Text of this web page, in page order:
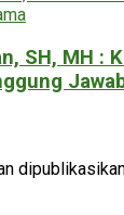
SH, MH :